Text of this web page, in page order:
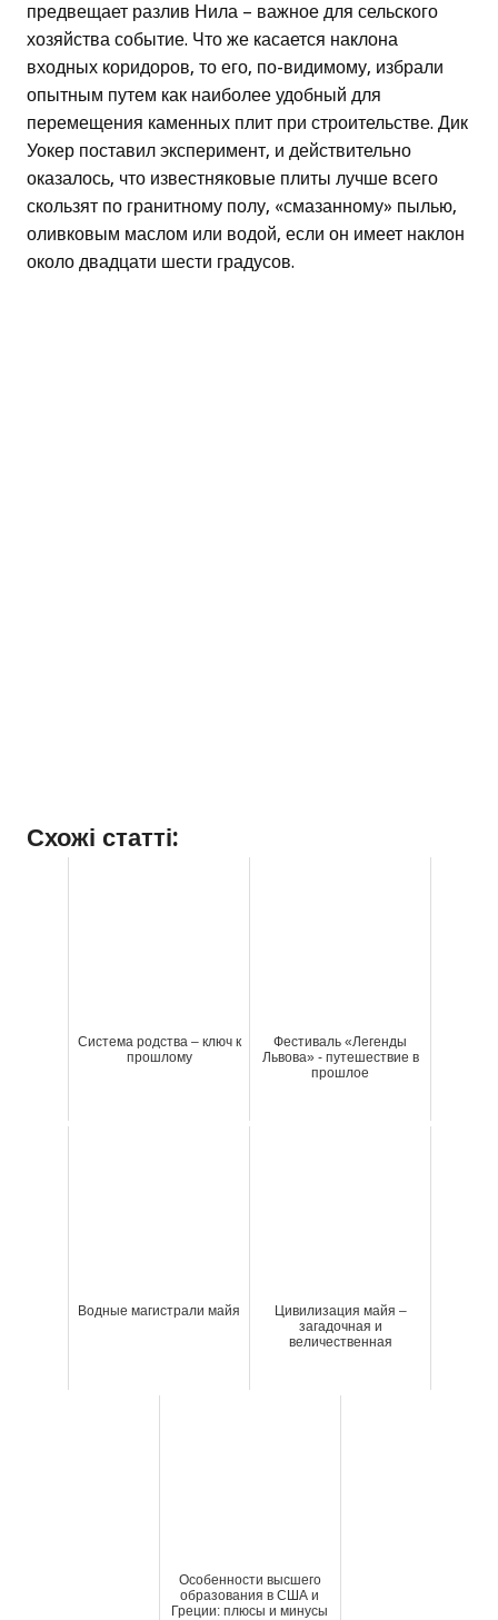
предвещает разлив Нила – важное для сельского
хозяйства событие. Что же касается наклона
входных коридоров, то его, по-видимому, избрали
опытным путем как наиболее удобный для
перемещения каменных плит при строительстве. Дик
Уокер поставил эксперимент, и действительно
оказалось, что известняковые плиты лучше всего
скользят по гранитному полу, «смазанному» пылью,
оливковым маслом или водой, если он имеет наклон
около двадцати шести градусов.
Схожі статті:
Система родства – ключ к
прошлому
Фестиваль «Легенды
Львова» - путешествие в
прошлое
Водные магистрали майя
Цивилизация майя –
загадочная и
величественная
Особенности высшего
образования в США и
Греции: плюсы и минусы